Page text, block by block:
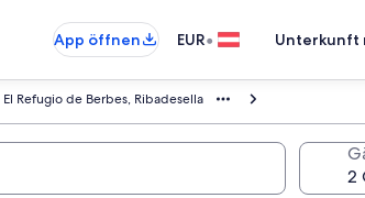
App öffnen
EUR• Unterkunft
El Refugio de Berbes, Ribadesella